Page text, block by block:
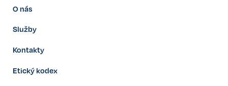
O nás
Služby
Kontakty
Etický kodex